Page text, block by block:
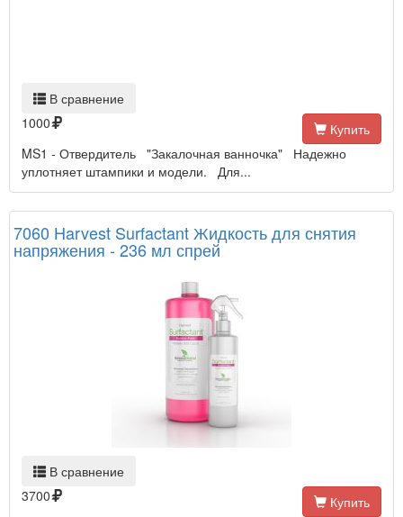
В сравнение
1000
Купить
MS1 - Отвердитель "Закалочная ванночка" Надежно
уплотняет штампики и модели. Для...
7060 Harvest Surfactant Жидкость для снятия
напряжения - 236 мл спрей
В сравнение
3700
Купить